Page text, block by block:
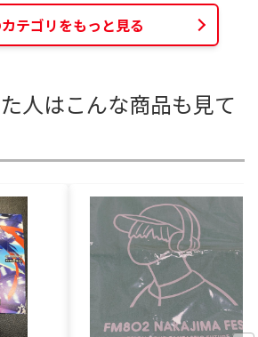
テゴリをもっと見る
人はこんな商品も見て